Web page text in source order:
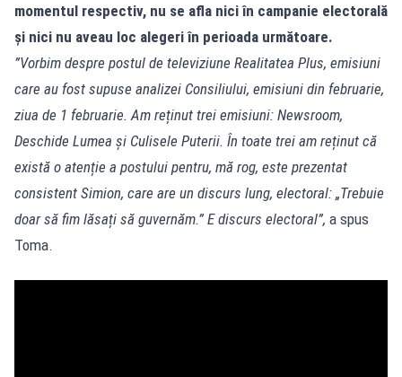
momentul respectiv, nu se afla nici în campanie electorală
și nici nu aveau loc alegeri în perioada următoare.
”Vorbim despre postul de televiziune Realitatea Plus, emisiuni
care au fost supuse analizei Consiliului, emisiuni din februarie,
ziua de 1 februarie. Am reținut trei emisiuni: Newsroom,
Deschide Lumea și Culisele Puterii. În toate trei am reținut că
există o atenție a postului pentru, mă rog, este prezentat
consistent Simion, care are un discurs lung, electoral: „Trebuie
doar să fim lăsați să guvernăm.” E discurs electoral”, a spus
Toma.